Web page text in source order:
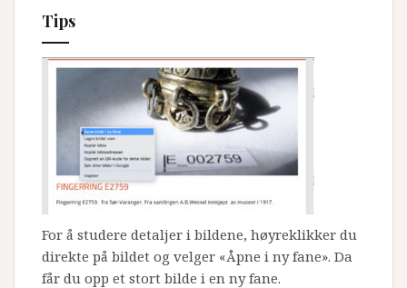
Tips
For å studere detaljer i bildene, høyreklikker du
direkte på bildet og velger «Åpne i ny fane». Da
får du opp et stort bilde i en ny fane.